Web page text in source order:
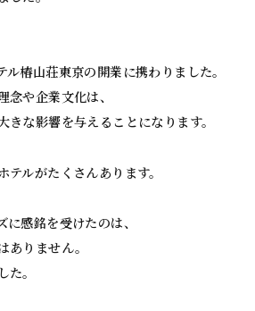
ル椿山荘東京の開業に携わりました。
念や企業文化は、
きな影響を与えることになります。
ルがたくさんあります。
感銘を受けたのは、
ありません。
。